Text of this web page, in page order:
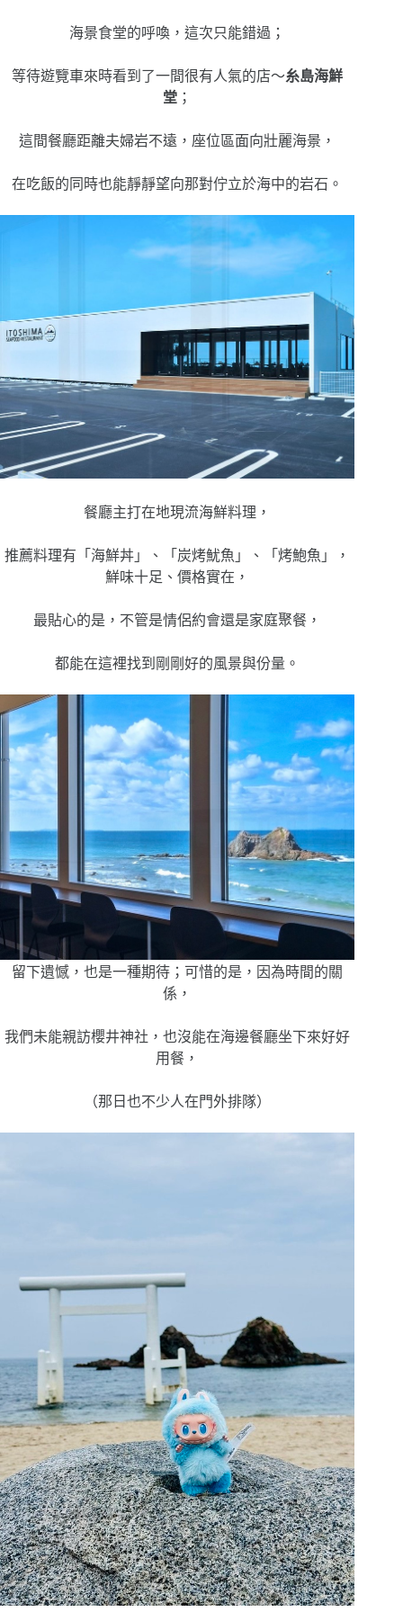
海景食堂的呼喚，這次只能錯過；
等待遊覽車來時看到了一間很有人氣的店～糸島海鮮
堂 ；
這間餐廳距離夫婦岩不遠，座位區面向壯麗海景，
在吃飯的同時也能靜靜望向那對佇立於海中的岩石。
餐廳主打在地現流海鮮料理，
推薦料理有「海鮮丼」、「炭烤魷魚」、「烤鮑魚」，
鮮味十足、價格實在，
最貼心的是，不管是情侶約會還是家庭聚餐，
都能在這裡找到剛剛好的風景與份量。
留下遺憾，也是一種期待； 可惜的是，因為時間的關
係，
我們未能親訪櫻井神社，也沒能在海邊餐廳坐下來好好
用餐，
（那日也不少人在門外排隊）